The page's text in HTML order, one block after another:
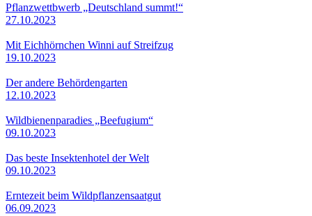
Pflanzwettbwerb „Deutschland summt!“
27.10.2023
Mit Eichhörnchen Winni auf Streifzug
19.10.2023
Der andere Behördengarten
12.10.2023
Wildbienenparadies „Beefugium“
09.10.2023
Das beste Insektenhotel der Welt
09.10.2023
Erntezeit beim Wildpflanzensaatgut
06.09.2023